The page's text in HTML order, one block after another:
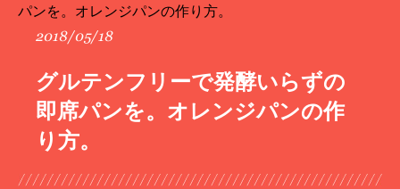
パンを。オレンジパンの作り方。
2018/05/18
グルテンフリーで発酵いらずの
即席パンを。オレンジパンの作
り方。